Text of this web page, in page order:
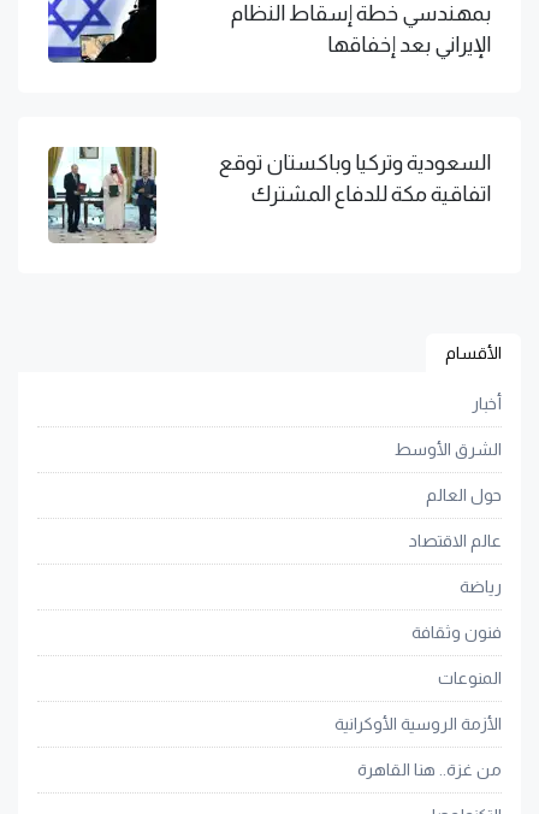
بمهندسي خطة إسقاط النظام
الإيراني بعد إخفاقها
السعودية وتركيا وباكستان توقع
اتفاقية مكة للدفاع المشترك
الأقسام
أخبار
الشرق الأوسط
حول العالم
عالم الاقتصاد
رياضة
فنون وثقافة
المنوعات
الأزمة الروسية الأوكرانية
من غزة.. هنا القاهرة